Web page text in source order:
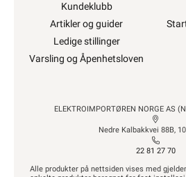
Kundeklubb
Artikler og guider
Ledige stillinger
Varsling og Åpenhetsloven
ELEKTROIMPORTØREN NORGE AS
Nedre Kalbakkvei 88B,
22 81 27 70
Alle produkter på nettsiden vises med